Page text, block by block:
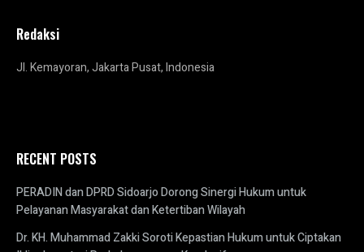
Redaksi
Jl. Kemayoran, Jakarta Pusat, Indonesia
RECENT POSTS
PERADIN dan DPRD Sidoarjo Dorong Sinergi Hukum untuk
Pelayanan Masyarakat dan Ketertiban Wilayah
Dr. KH. Muhammad Zakki Soroti Kepastian Hukum untuk Ciptakan